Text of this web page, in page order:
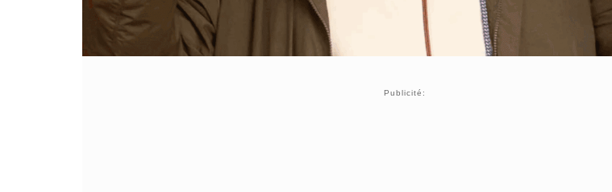
Publicité: